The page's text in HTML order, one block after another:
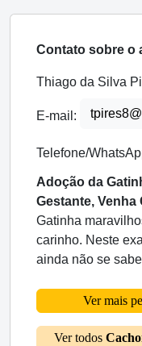
Contato sobre o
Thiago da Silva
E-mail:
Telefone/
Adoção da
Gestante, Venha
Gatinha
carinho. Neste
ainda não se
Ver mais
Ver todos